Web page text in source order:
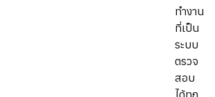
ทำงาน
ที่เป็น
ระบบ
ตรวจ
สอบ